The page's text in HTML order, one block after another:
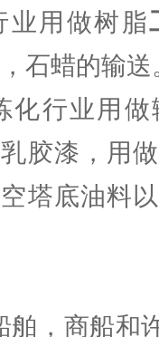
业用做树脂
石蜡的输送
化行业用
胶漆，用
塔底油料
舶，商船和